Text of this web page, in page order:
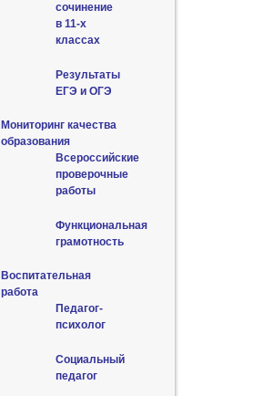
сочинение
в 11-х
классах
Результаты
ЕГЭ и ОГЭ
Мониторинг качества
образования
Всероссийские
проверочные
работы
Функциональная
грамотность
Воспитательная
работа
Педагог-
психолог
Социальный
педагог